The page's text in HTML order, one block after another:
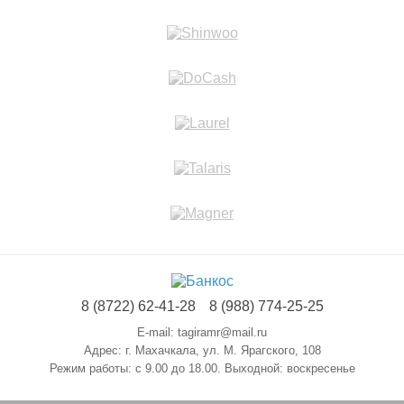
8 (8722) 62-41-28 8 (988) 774-25-25
E-mail: tagiramr@mail.ru
Адрес: г. Махачкала, ул. М. Ярагского, 108
Режим работы: с 9.00 до 18.00. Выходной: воскресенье